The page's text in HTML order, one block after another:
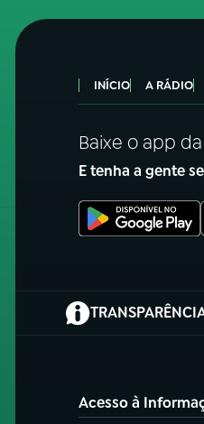
INÍCIO A RÁDIO
Baixe o app
E tenha a gente
(abre em nova
Acesso à